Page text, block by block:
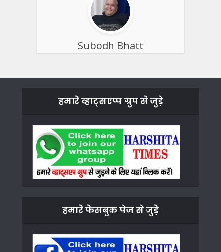
Subodh Bhatt
हमारे व्हाट्सएप्प ग्रुप से जुड़े
हमारे फेसबुक पेज से जुड़े